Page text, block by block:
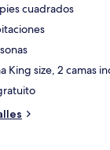
cuadrados
King size, 2 camas